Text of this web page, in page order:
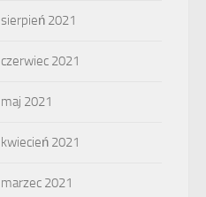
sierpień 2021
czerwiec 2021
maj 2021
kwiecień 2021
marzec 2021